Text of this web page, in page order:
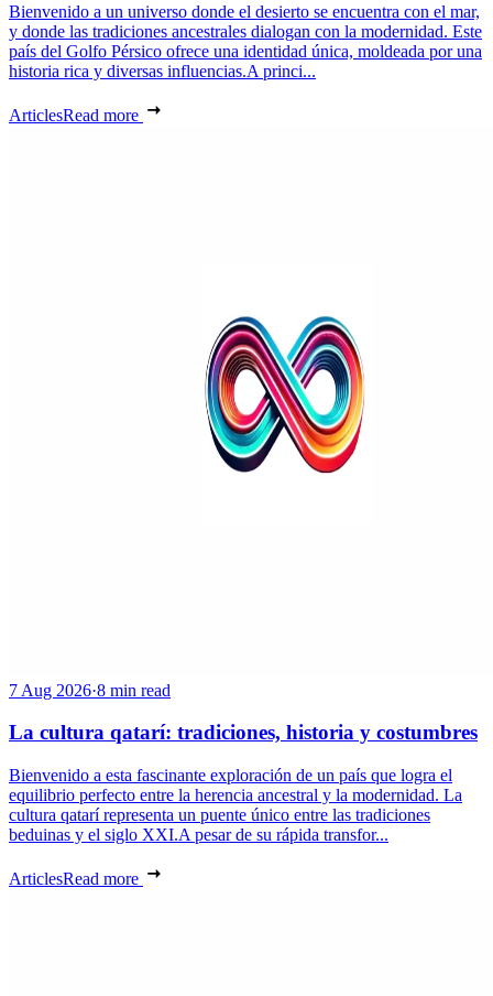
Bienvenido a un universo donde el desierto se encuentra con el mar,
y donde las tradiciones ancestrales dialogan con la modernidad. Este
país del Golfo Pérsico ofrece una identidad única, moldeada por una
historia rica y diversas influencias.A princi...
ArticlesRead more
7 Aug 2026·8 min read
La cultura qatarí: tradiciones, historia y costumbres
Bienvenido a esta fascinante exploración de un país que logra el
equilibrio perfecto entre la herencia ancestral y la modernidad. La
cultura qatarí representa un puente único entre las tradiciones
beduinas y el siglo XXI.A pesar de su rápida transfor...
ArticlesRead more